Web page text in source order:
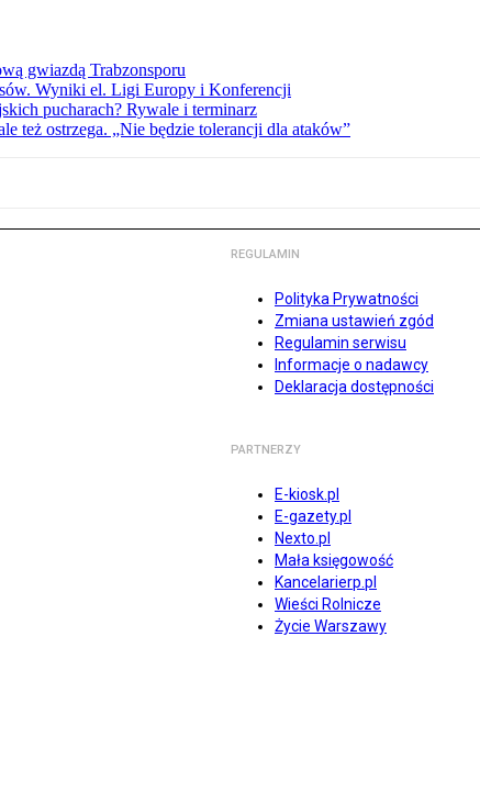
gwiazdą Trabzonsporu
Wyniki el. Ligi Europy i Konferencji
pucharach? Rywale i terminarz
też ostrzega. „Nie będzie tolerancji dla ataków”
REGULAMIN
Polityka Prywatności
Zmiana ustawień zgód
Regulamin serwisu
Informacje o nadawcy
Deklaracja dostępności
PARTNERZY
E-kiosk.pl
E-gazety.pl
Nexto.pl
Mała księgowość
Kancelarierp.pl
Wieści Rolnicze
Życie Warszawy